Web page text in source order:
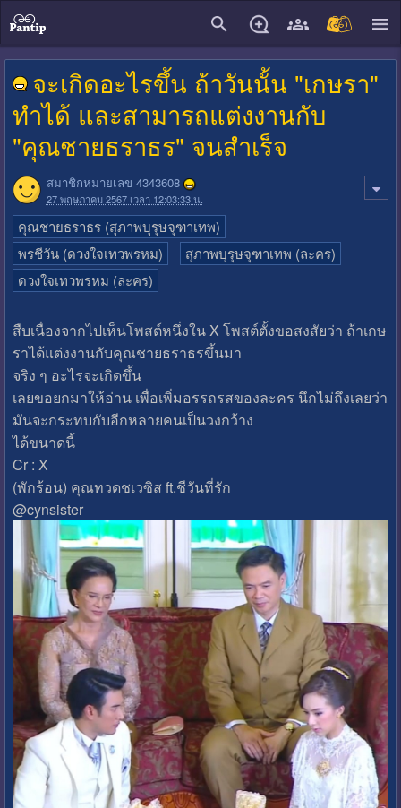
จะเกิดอะไรขึ้น ถ้าวันนั้น "เกษรา"
ทำได้ และสามารถแต่งงานกับ
"คุณชายธราธร" จนสำเร็จ
สมาชิกหมายเลข 4343608
27 พฤษภาคม 2567 เวลา 12:03:33 น.
คุณชายธราธร (สุภาพบุรุษจุฑาเทพ)
พรชีวัน (ดวงใจเทวพรหม)
สุภาพบุรุษจุฑาเทพ (ละคร)
ดวงใจเทวพรหม (ละคร)
สืบเนื่องจากไปเห็นโพสต์หนึ่งใน X โพสต์ตั้งขอสงสัยว่า ถ้าเกษ
ราได้แต่งงานกับคุณชายธราธรขึ้นมา
จริง ๆ อะไรจะเกิดขึ้น
เลยขอยกมาให้อ่าน เพื่อเพิ่มอรรถรสของละคร นึกไม่ถึงเลยว่า
มันจะกระทบกับอีกหลายคนเป็นวงกว้าง
ได้ขนาดนี้
Cr : X
(พักร้อน) คุณทวดชเวซิส ft.ชีวันที่รัก
@cynsister
close